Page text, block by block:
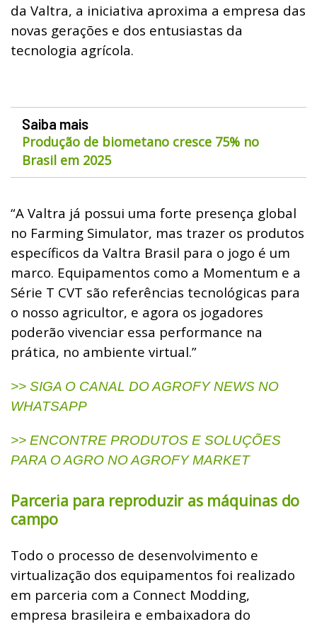
da Valtra, a iniciativa aproxima a empresa das
novas gerações e dos entusiastas da
tecnologia agrícola.
Saiba mais
Produção de biometano cresce 75% no
Brasil em 2025
“A Valtra já possui uma forte presença global
no Farming Simulator, mas trazer os produtos
específicos da Valtra Brasil para o jogo é um
marco. Equipamentos como a Momentum e a
Série T CVT são referências tecnológicas para
o nosso agricultor, e agora os jogadores
poderão vivenciar essa performance na
prática, no ambiente virtual.”
>> SIGA O CANAL DO AGROFY NEWS NO
WHATSAPP
>> ENCONTRE PRODUTOS E SOLUÇÕES
PARA O AGRO NO AGROFY MARKET
Parceria para reproduzir as máquinas do
campo
Todo o processo de desenvolvimento e
virtualização dos equipamentos foi realizado
em parceria com a Connect Modding,
empresa brasileira e embaixadora do